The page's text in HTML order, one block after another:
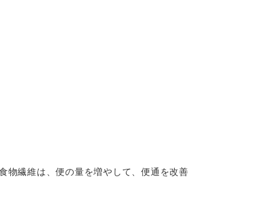
物繊維は、便の量を増やして、便通を改善